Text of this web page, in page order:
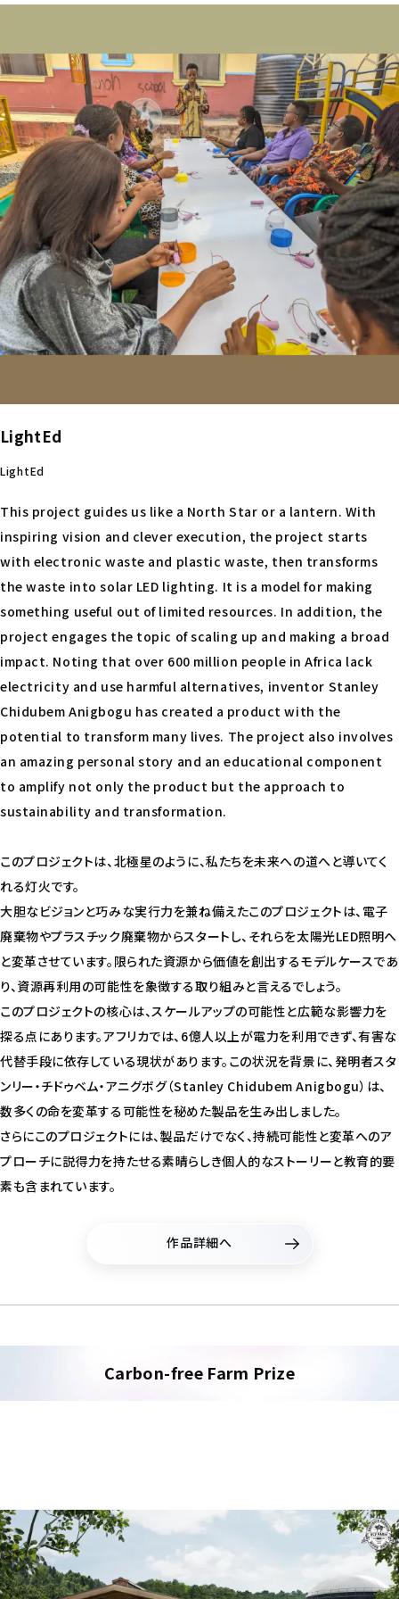
LightEd
LightEd
This project guides us like a North Star or a lantern. With
inspiring vision and clever execution, the project starts
with electronic waste and plastic waste, then transforms
the waste into solar LED lighting. It is a model for making
something useful out of limited resources. In addition, the
project engages the topic of scaling up and making a broad
impact. Noting that over 600 million people in Africa lack
electricity and use harmful alternatives, inventor Stanley
Chidubem Anigbogu has created a product with the
potential to transform many lives. The project also involves
an amazing personal story and an educational component
to amplify not only the product but the approach to
sustainability and transformation.
このプロジェクトは、北極星のように、私たちを未来への道へと導いてく
れる灯火です。
大胆なビジョンと巧みな実行力を兼ね備えたこのプロジェクトは、電子
廃棄物やプラスチック廃棄物からスタートし、それらを太陽光LED照明へ
と変革させています。限られた資源から価値を創出するモデルケースであ
り、資源再利用の可能性を象徴する取り組みと言えるでしょう。
このプロジェクトの核心は、スケールアップの可能性と広範な影響力を
探る点にあります。アフリカでは、6億人以上が電力を利用できず、有害な
代替手段に依存している現状があります。この状況を背景に、発明者スタ
ンリー・チドゥベム・アニグボグ（Stanley Chidubem Anigbogu）は、
数多くの命を変革する可能性を秘めた製品を生み出しました。
さらにこのプロジェクトには、製品だけでなく、持続可能性と変革へのア
プローチに説得力を持たせる素晴らしき個人的なストーリーと教育的要
素も含まれています。
作品詳細へ
Carbon-free Farm Prize